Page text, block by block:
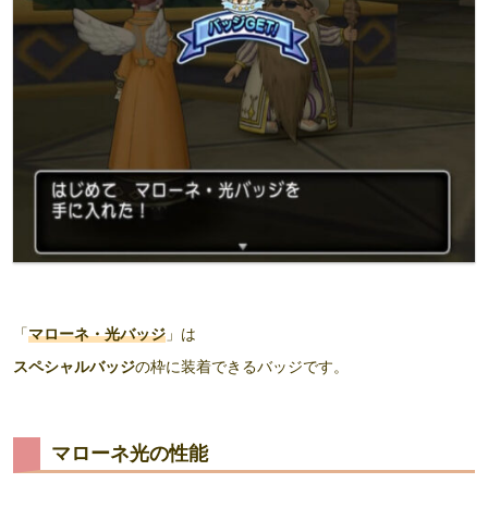
「マローネ・光バッジ 」は
スペシャルバッジの枠に装着できるバッジです。
マローネ光の性能